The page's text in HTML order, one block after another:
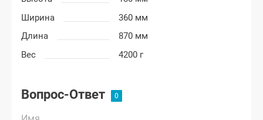
Ширина
360 мм
Длина
870 мм
Вес
4200 г
Вопрос-Ответ